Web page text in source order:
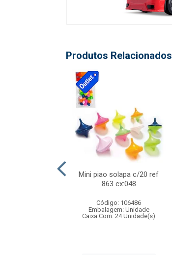
Produtos Relacionados
Mini piao solapa c/20 ref
863 cx:048
Código: 106486
Embalagem: Unidade
Caixa Com: 24 Unidade(s)